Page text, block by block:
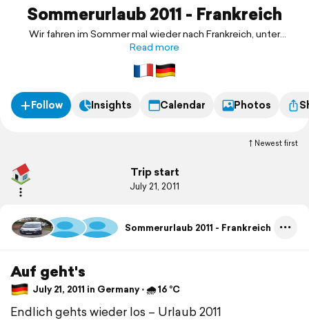
Support
Sommerurlaub 2011 - Frankreich
Wir fahren im Sommer mal wieder nach Frankreich, unter
anderem zum 19. Welttreffen der 2CV Freunde in Salbris
Read more
Follow Insights Calendar Photos
Newest first
Trip start
July 21, 2011
Sommerurlaub 2011 - Frankreich
Auf geht's
July 21, 2011 in Germany ⋅ 🌧 16 °C
Endlich gehts wieder los – Urlaub 2011